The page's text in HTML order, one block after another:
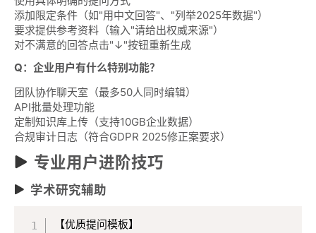
添加限定条件（如"用中文回答"、"列举2025年数据"）
要求提供参考资料（输入"请给出权威来源"）
对不满意的回答点击"↓"按钮重新生成
Q：企业用户有什么特别功能？
团队协作聊天室（最多50人同时编辑）
API批量处理功能
定制知识库上传（支持10GB企业数据）
合规审计日志（符合GDPR 2025修正案要求）
专业用户进阶技巧
学术研究辅助
【优质提问模板】